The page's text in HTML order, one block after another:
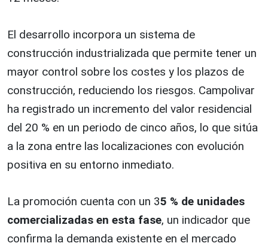
El desarrollo incorpora un sistema de
construcción industrializada que permite tener un
mayor control sobre los costes y los plazos de
construcción, reduciendo los riesgos. Campolivar
ha registrado un incremento del valor residencial
del 20 % en un periodo de cinco años, lo que sitúa
a la zona entre las localizaciones con evolución
positiva en su entorno inmediato.
La promoción cuenta con un 35 % de unidades
comercializadas en esta fase, un indicador que
confirma la demanda existente en el mercado